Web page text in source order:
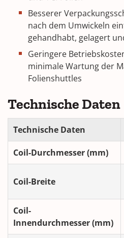
Besserer
nach dem Umwickeln
gehandhabt, gelagert
Geringere
minimale Wartung der
Folienshuttles
Technische Daten
Technische Daten
Coil-Durchmesser (mm)
Coil-Breite
Coil-
Innendurchmesser(mm)